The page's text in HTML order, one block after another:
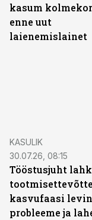
kasum
enne uut
laienemislainet
KASULIK
30.07.26, 08:15
Tööstusjuht
tootmisettevõtte
kasvufaasi
probleeme ja